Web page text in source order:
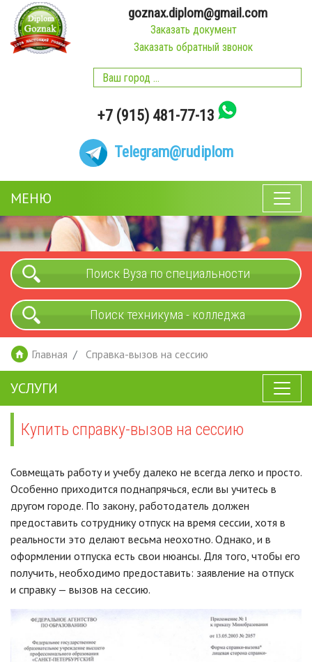
goznax.diplom@gmail.com
Заказать документ
Заказать обратный звонок
+7 (915) 481-77-13
Telegram@rudiplom
МЕНЮ
Поиск Вуза по специальности
Поиск техникума - колледжа
Главная Справка-вызов на сессию
УСЛУГИ
Купить справку-вызов на сессию
Совмещать работу и учебу далеко не всегда легко и просто.
Особенно приходится поднапрячься, если вы учитесь в
другом городе. По закону, работодатель должен
предоставить сотруднику отпуск на время сессии, хотя в
реальности это делают весьма неохотно. Однако, и в
оформлении отпуска есть свои нюансы. Для того, чтобы его
получить, необходимо предоставить: заявление на отпуск
и справку — вызов на сессию.